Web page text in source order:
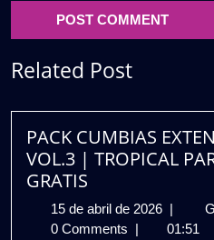
Related Post
PACK CUMBIAS
VOL.3 | TROPICAL
GRATIS
15 de abril de 2026 15
de
0 Comments
01:51